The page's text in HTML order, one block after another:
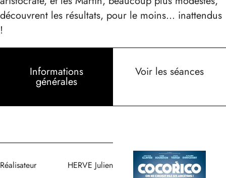
découvrent les résultats, pour le moins… inattendus
!
Informations
générales
Voir les séances
Réalisateur HERVE Julien